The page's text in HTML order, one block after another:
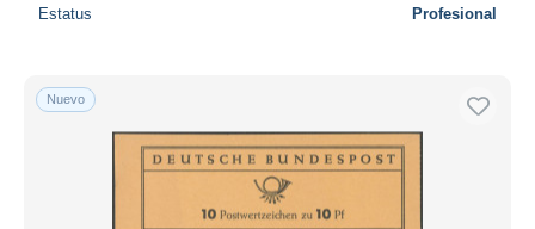
Mundo entero
Aplicar
Estatus Profesional
Nuevo